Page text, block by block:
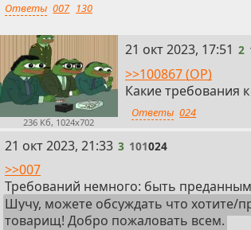
Ответы 007 130
236 Кб, 1024x702
2
21 окт 2023, 17:51 2
>>100867 (OP)
Какие требования
Ответы 024
3
21 окт 2023, 21:33 3 101024
>>007
Требований немного: быть
Шучу, можете обсуждать что хотите/
товарищ! Добро пожаловать всем.